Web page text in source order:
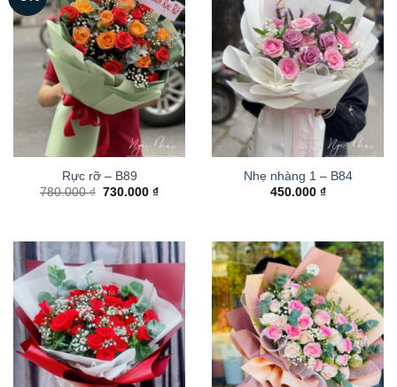
Rực rỡ – B89
780.000₫ Giá
730.000₫Giá
Nhẹ nhàng 1 – B84
450.000 ₫